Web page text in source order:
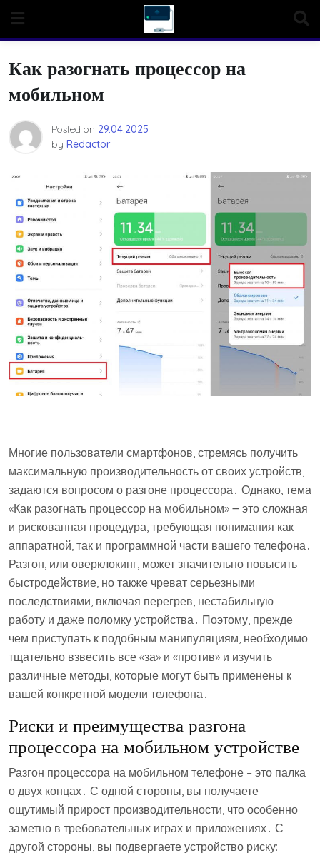
content
Как разогнать процессор на
мобильном
Posted on 29.04.2025
by Redactor
Многие пользователи смартфонов, стремясь получить
максимальную производительность от своих устройств,
задаются вопросом о разгоне процессора․ Однако, тема
«Как разогнать процессор на мобильном» ౼ это сложная
и рискованная процедура, требующая понимания как
аппаратной, так и программной части вашего телефона․
Разгон, или оверклокинг, может значительно повысить
быстродействие, но также чреват серьезными
последствиями, включая перегрев, нестабильную
работу и даже поломку устройства․ Поэтому, прежде
чем приступать к подобным манипуляциям, необходимо
тщательно взвесить все «за» и «против» и изучить
различные методы, которые могут быть применены к
вашей конкретной модели телефона․
Риски и преимущества разгона
процессора на мобильном устройстве
Разгон процессора на мобильном телефоне – это палка
о двух концах․ С одной стороны, вы получаете
ощутимый прирост производительности, что особенно
заметно в требовательных играх и приложениях․ С
другой стороны, вы подвергаете устройство риску: